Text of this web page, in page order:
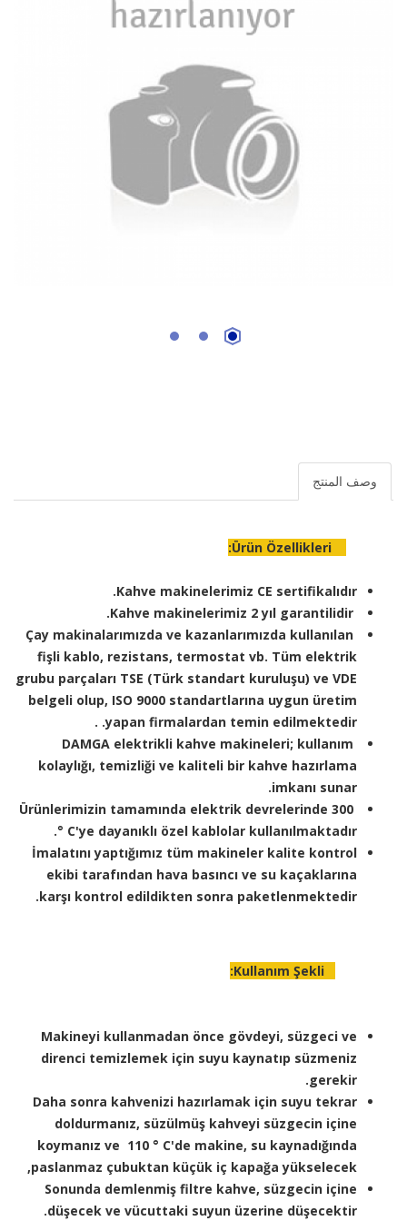
وصف المنتج
Kahve makinelerimiz CE sertifikalıdır.
Çay makinalarımızda ve kazanlarımızda kullanılan
fişli kablo, rezistans, termostat vb. Tüm elektrik
grubu parçaları TSE (Türk standart kuruluşu) ve VDE
belgeli olup, ISO 9000 standartlarına uygun üretim
yapan firmalardan temin edilmektedir. .
DAMGA elektrikli kahve makineleri; kullanım
kolaylığı, temizliği ve kaliteli bir kahve hazırlama
imkanı sunar.
Ürünlerimizin tamamında elektrik devrelerinde 300
° C'ye dayanıklı özel kablolar kullanılmaktadır.
İmalatını yaptığımız tüm makineler kalite kontrol
ekibi tarafından hava basıncı ve su kaçaklarına
karşı kontrol edildikten sonra paketlenmektedir.
Makineyi kullanmadan önce gövdeyi, süzgeci ve
direnci temizlemek için suyu kaynatıp süzmeniz
gerekir.​​​
Daha sonra kahvenizi hazırlamak için suyu tekrar
doldurmanız, süzülmüş kahveyi süzgecin içine
koymanız ve 110 ° C'de makine, su kaynadığında
paslanmaz çubuktan küçük iç kapağa yükselecek,
Sonunda demlenmiş filtre kahve, süzgecin içine
düşecek ve vücuttaki suyun üzerine düşecektir.